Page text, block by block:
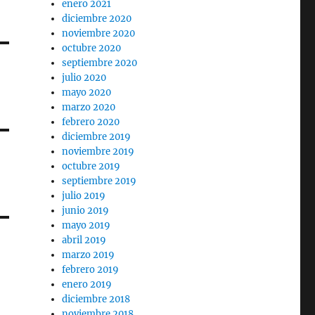
enero 2021
diciembre 2020
noviembre 2020
octubre 2020
septiembre 2020
julio 2020
mayo 2020
marzo 2020
febrero 2020
diciembre 2019
noviembre 2019
octubre 2019
septiembre 2019
julio 2019
junio 2019
mayo 2019
abril 2019
marzo 2019
febrero 2019
enero 2019
diciembre 2018